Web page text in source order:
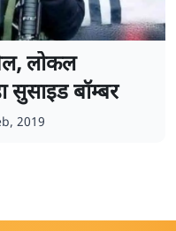
लोकल
सुसाइड बॉम्बर
2019